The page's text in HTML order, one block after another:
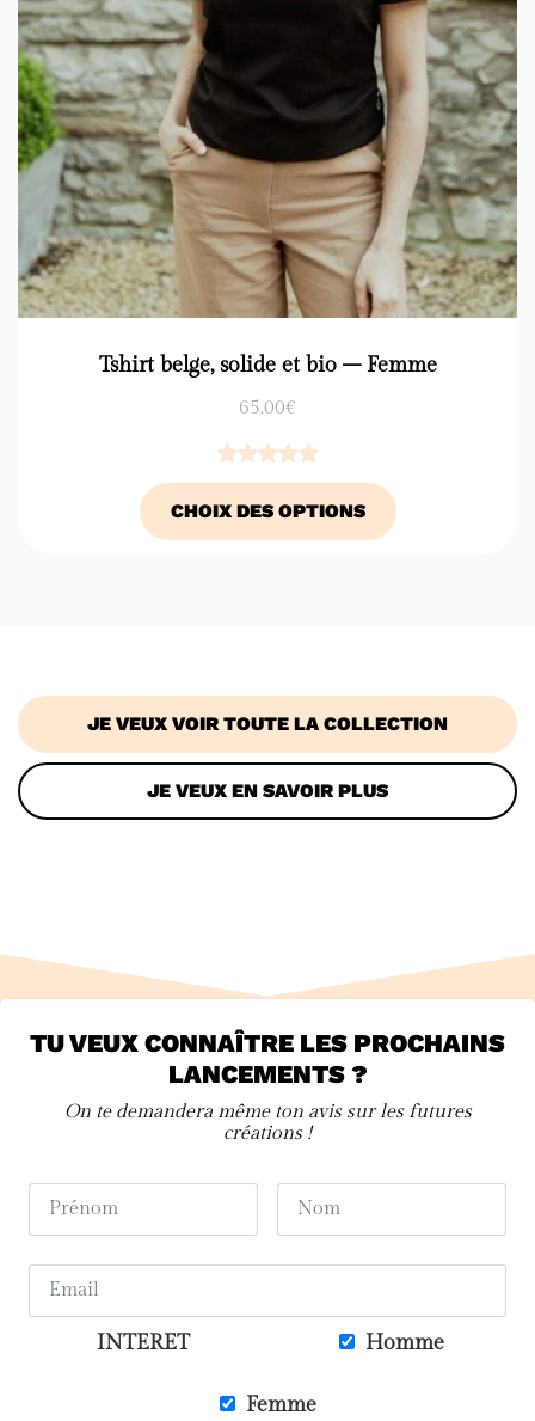
Tshirt belge, solide et bio – Femme
65.00€
Noté5.00
sur 5
basé sur
22
CHOIX DES OPTIONS
JE VEUX VOIR TOUTE LA COLLECTION
JE VEUX EN SAVOIR PLUS
TU VEUX CONNAÎTRE LES PROCHAINS
LANCEMENTS ?
On te demandera même ton avis sur les futures
créations !
INTERET Homme
Femme